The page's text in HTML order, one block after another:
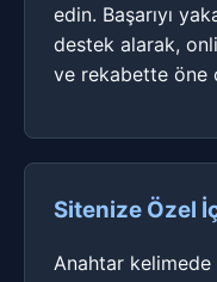
edin. Başarıyı
destek alarak,
ve rekabette öne
Sitenize Özel
Anahtar